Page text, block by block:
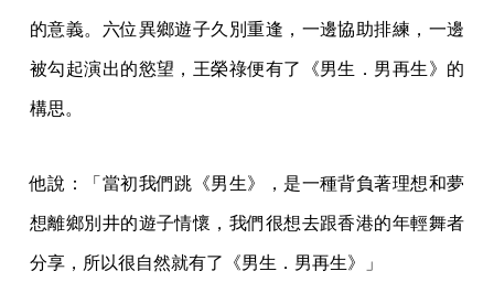
的意義。六位異鄉遊子久別重逢，一邊協助排練，一邊
被勾起演出的慾望，王榮祿便有了《男生．男再生》的
構思。
他說：「當初我們跳《男生》，是一種背負著理想和夢
想離鄉別井的遊子情懷，我們很想去跟香港的年輕舞者
分享，所以很自然就有了《男生．男再生》」